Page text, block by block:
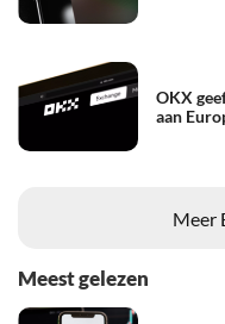
OKX
aan
Meer
Meest gelezen